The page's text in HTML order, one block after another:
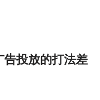
告投放的打法差